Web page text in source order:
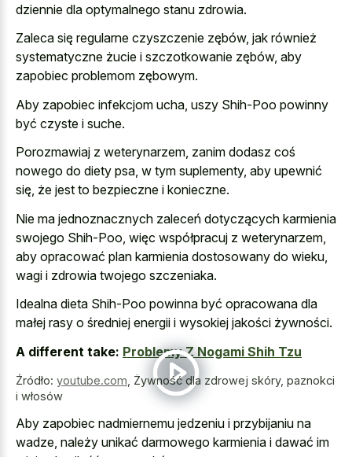
dziennie dla optymalnego stanu zdrowia.
Zaleca się regularne czyszczenie zębów, jak również
systematyczne żucie i szczotkowanie zębów, aby
zapobiec problemom zębowym.
Aby zapobiec infekcjom ucha, uszy Shih-Poo powinny
być czyste i suche.
Porozmawiaj z weterynarzem, zanim dodasz coś
nowego do diety psa, w tym suplementy, aby upewnić
się, że jest to bezpieczne i konieczne.
Nie ma jednoznacznych zaleceń dotyczących karmienia
swojego Shih-Poo, więc współpracuj z weterynarzem,
aby opracować plan karmienia dostosowany do wieku,
wagi i zdrowia twojego szczeniaka.
Idealna dieta Shih-Poo powinna być opracowana dla
małej rasy o średniej energii i wysokiej jakości żywności.
A different take: Problemy Z Nogami Shih Tzu
Źródło: youtube.com Żywność dla zdrowej skóry, paznokci
i włosów
Aby zapobiec nadmiernemu jedzeniu i przybijaniu na
wadze, należy unikać darmowego karmienia i dawać im